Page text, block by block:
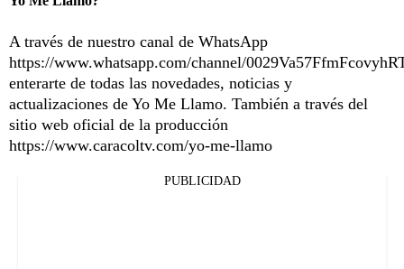
A través de nuestro canal de WhatsApp
https://www.whatsapp.com/channel/
enterarte de todas las novedades, noticias y
actualizaciones de Yo Me Llamo. También a través del
sitio web oficial de la producción
https://www.caracoltv.com/yo-me-llamo
PUBLICIDAD